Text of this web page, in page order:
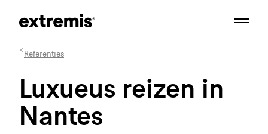
Referenties
Luxueus reizen in
Nantes